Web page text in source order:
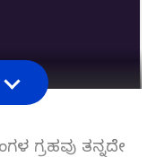
ಗ್ರಹವು ತನ್ನದೇ